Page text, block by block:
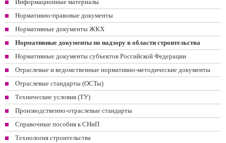
Информационные материалы
Нормативно-правовые документы
Нормативные документы ЖКХ
Нормативные документы по надзору в области строительства
Нормативные документы субъектов Российской Федерации
Отраслевые и ведомственные нормативно-методические документы
Отраслевые стандарты (ОСТы)
Технические условия (ТУ)
Производственно-отраслевые стандарты
Справочные пособия к СНиП
Технология строительства